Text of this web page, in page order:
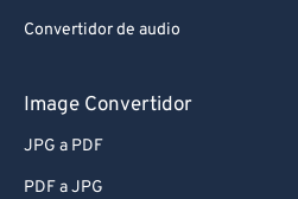
Convertidor de audio
Image Convertidor
JPG a PDF
PDF a JPG